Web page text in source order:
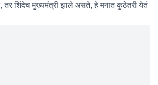
तर शिंदेच मुख्यमंत्री झाले असते, हे मनात कुठेतरी येतं